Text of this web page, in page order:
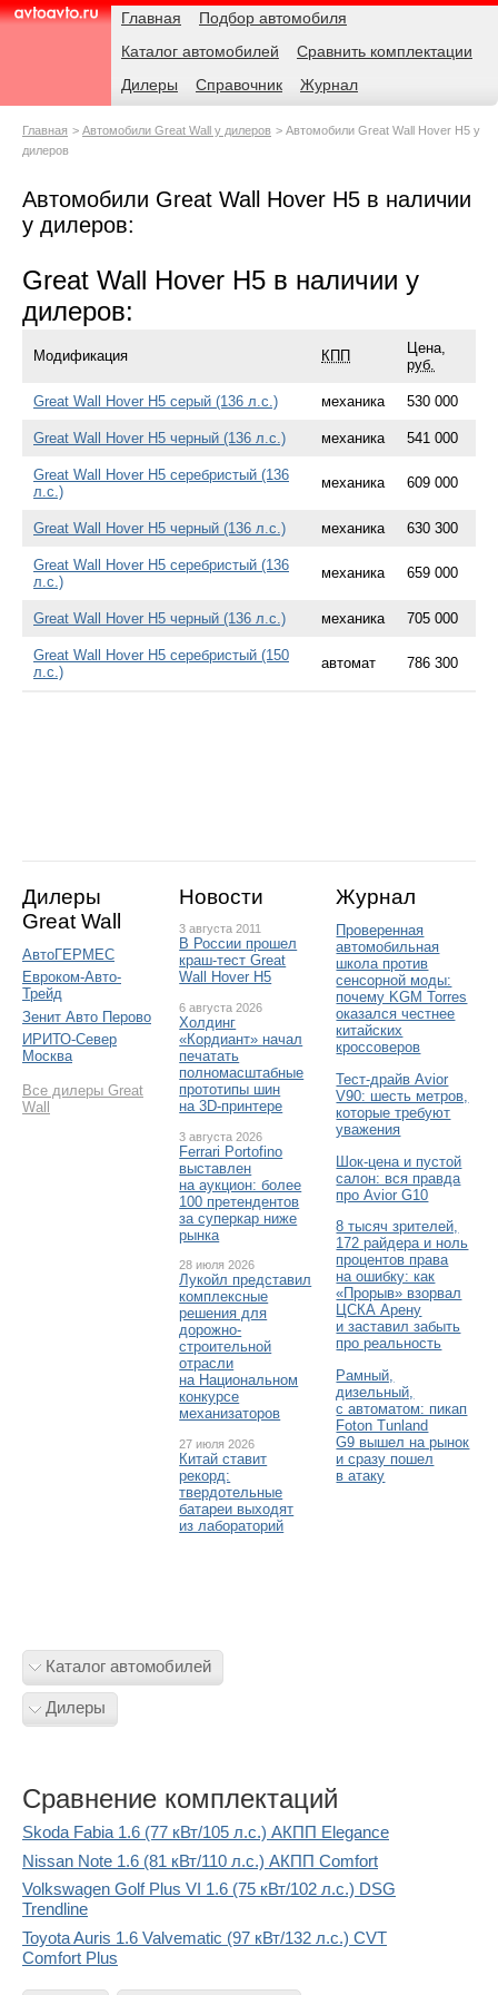
AvtoAvto.ru
Навигация Главная
Подбор автомобиля
Каталог автомобилей
Сравнить комплектации
Дилеры
Справочник Журнал
Родительские
Главная Автомобили Great Wall у дилеров
Автомобили Great Wall Hover H5 у
дилеров
Автомобили Great Wall Hover H5 в наличии
у дилеров:
Great Wall Hover H5 в наличии у
дилеров:
Модификация КПП
Цена,
руб.
Great Wall Hover H5 серый (136 л.с.) механика 530 000
Great Wall Hover H5 черный (136 л.с.) механика 541 000
Great Wall Hover H5 серебристый (136
л.с.)
механика 609 000
Great Wall Hover H5 черный (136 л.с.) механика 630 300
Great Wall Hover H5 серебристый (136
л.с.)
механика 659 000
Great Wall Hover H5 черный (136 л.с.) механика 705 000
Great Wall Hover H5 серебристый (150
л.с.)
автомат 786 300
Дилеры
Great Wall
АвтоГЕРМЕС
Евроком-Авто-
Трейд
Зенит Авто Перово
ИРИТО-Север
Москва
Все дилеры Great
Wall
Новости
3 августа 2011
В России прошел
краш-тест Great
Wall Hover H5
6 августа 2026
Холдинг
«Кордиант» начал
печатать
полномасштабные
прототипы шин
на 3D-принтере
3 августа 2026
Ferrari Portofino
выставлен
на аукцион: более
100 претендентов
за суперкар ниже
рынка
28 июля 2026
Лукойл представил
комплексные
решения для
дорожно-
строительной
отрасли
на Национальном
конкурсе
механизаторов
27 июля 2026
Китай ставит
рекорд:
твердотельные
батареи выходят
из лабораторий
Журнал
Проверенная
автомобильная
школа против
сенсорной моды:
почему KGM Torres
оказался честнее
китайских
кроссоверов
Тест-драйв Avior
V90: шесть метров,
которые требуют
уважения
Шок-цена и пустой
салон: вся правда
про Avior G10
8 тысяч зрителей,
172 райдера и ноль
процентов права
на ошибку: как
«Прорыв» взорвал
ЦСКА Арену
и заставил забыть
про реальность
Рамный,
дизельный,
с автоматом: пикап
Foton Tunland
G9 вышел на рынок
и сразу пошел
в атаку
Каталог автомобилей
Дилеры
Сравнение комплектаций
Skoda Fabia 1.6 (77 кВт/105 л.с.) АКПП Elegance
Nissan Note 1.6 (81 кВт/110 л.с.) АКПП Comfort
Volkswagen Golf Plus VI 1.6 (75 кВт/102 л.с.) DSG
Trendline
Toyota Auris 1.6 Valvematic (97 кВт/132 л.с.) CVT
Comfort Plus